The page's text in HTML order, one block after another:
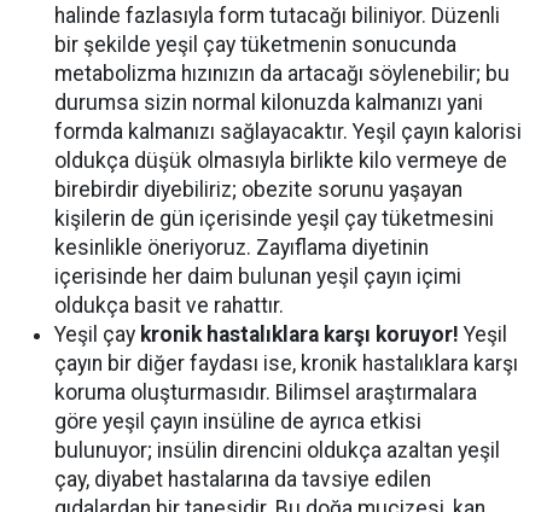
halinde fazlasıyla form tutacağı biliniyor. Düzenli
bir şekilde yeşil çay tüketmenin sonucunda
metabolizma hızınızın da artacağı söylenebilir; bu
durumsa sizin normal kilonuzda kalmanızı yani
formda kalmanızı sağlayacaktır. Yeşil çayın kalorisi
oldukça düşük olmasıyla birlikte kilo vermeye de
birebirdir diyebiliriz; obezite sorunu yaşayan
kişilerin de gün içerisinde yeşil çay tüketmesini
kesinlikle öneriyoruz. Zayıflama diyetinin
içerisinde her daim bulunan yeşil çayın içimi
oldukça basit ve rahattır.
Yeşil çay kronik hastalıklara karşı koruyor! Yeşil
çayın bir diğer faydası ise, kronik hastalıklara karşı
koruma oluşturmasıdır. Bilimsel araştırmalara
göre yeşil çayın insüline de ayrıca etkisi
bulunuyor; insülin direncini oldukça azaltan yeşil
çay, diyabet hastalarına da tavsiye edilen